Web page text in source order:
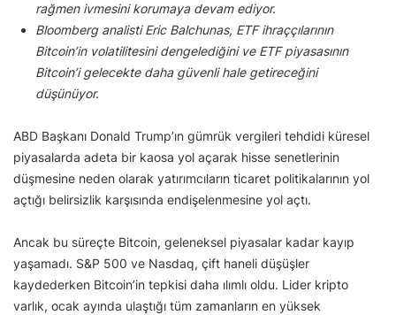
rağmen ivmesini korumaya devam ediyor.
Bloomberg analisti Eric Balchunas, ETF ihraççılarının
Bitcoin’in volatilitesini dengelediğini ve ETF piyasasının
Bitcoin’i gelecekte daha güvenli hale getireceğini
düşünüyor.
ABD Başkanı Donald Trump’ın gümrük vergileri tehdidi küresel
piyasalarda adeta bir kaosa yol açarak hisse senetlerinin
düşmesine neden olarak yatırımcıların ticaret politikalarının yol
açtığı belirsizlik karşısında endişelenmesine yol açtı.
Ancak bu süreçte Bitcoin, geleneksel piyasalar kadar kayıp
yaşamadı. S&P 500 ve Nasdaq, çift haneli düşüşler
kaydederken Bitcoin’in tepkisi daha ılımlı oldu. Lider kripto
varlık, ocak ayında ulaştığı tüm zamanların en yüksek